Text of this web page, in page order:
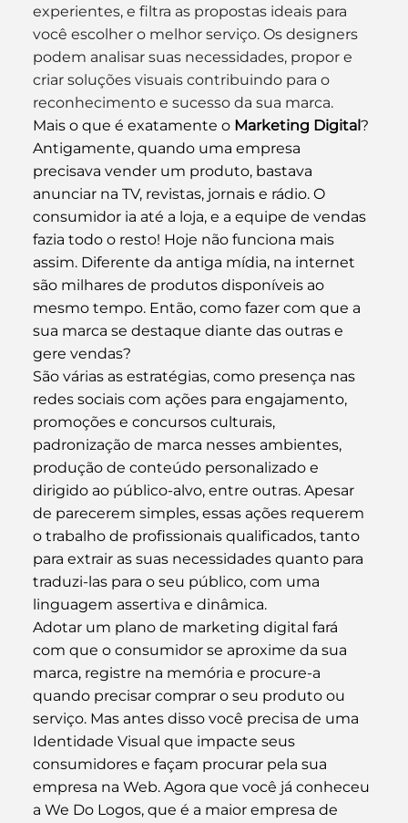
experientes, e filtra as propostas ideais para
você escolher o melhor serviço. Os designers
podem analisar suas necessidades, propor e
criar soluções visuais contribuindo para o
reconhecimento e sucesso da sua marca.
Mais o que é exatamente o Marketing Digital?
Antigamente, quando uma empresa
precisava vender um produto, bastava
anunciar na TV, revistas, jornais e rádio. O
consumidor ia até a loja, e a equipe de vendas
fazia todo o resto! Hoje não funciona mais
assim. Diferente da antiga mídia, na internet
são milhares de produtos disponíveis ao
mesmo tempo. Então, como fazer com que a
sua marca se destaque diante das outras e
gere vendas?
São várias as estratégias, como presença nas
redes sociais com ações para engajamento,
promoções e concursos culturais,
padronização de marca nesses ambientes,
produção de conteúdo personalizado e
dirigido ao público-alvo, entre outras. Apesar
de parecerem simples, essas ações requerem
o trabalho de profissionais qualificados, tanto
para extrair as suas necessidades quanto para
traduzi-las para o seu público, com uma
linguagem assertiva e dinâmica.
Adotar um plano de marketing digital fará
com que o consumidor se aproxime da sua
marca, registre na memória e procure-a
quando precisar comprar o seu produto ou
serviço. Mas antes disso você precisa de uma
Identidade Visual que impacte seus
consumidores e façam procurar pela sua
empresa na Web. Agora que você já conheceu
a We Do Logos, que é a maior empresa de